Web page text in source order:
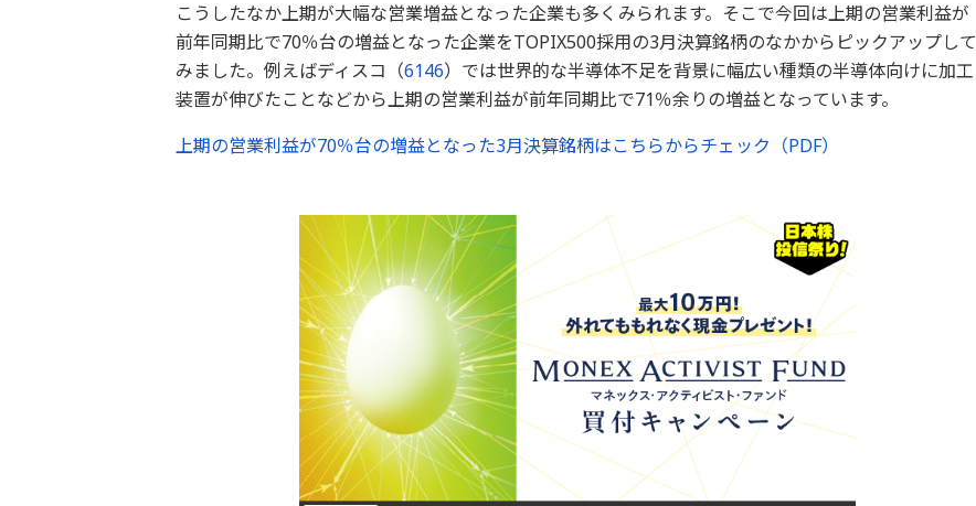
こうしたなか上期が大幅な営業増益となった企業も多くみられます。そこで今回は上期の営業利益が
前年同期比で70％台の増益となった企業をTOPIX500採用の3月決算銘柄のなかからピックアップして
みました。例えばディスコ（6146）では世界的な半導体不足を背景に幅広い種類の半導体向けに加工
装置が伸びたことなどから上期の営業利益が前年同期比で71％余りの増益となっています。
上期の営業利益が70％台の増益となった3月決算銘柄はこちらからチェック（PDF）